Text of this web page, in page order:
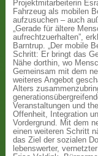
Projektmitarbeiterin
Fahrzeug als mobilen
aufzusuchen – auch
„Gerade für ältere
aufrechtzuerhalten”,
Barntrup. „Der mobile
Schritt: Er bringt das
Nähe dorthin, wo
Gemeinsam mit dem
weiteres Angebot
Alters
Veranstaltungen und
Offenheit, Integration
Vordergrund. Mit dem
einen weiteren Schritt
das Ziel der sozialen
lebenswerter,